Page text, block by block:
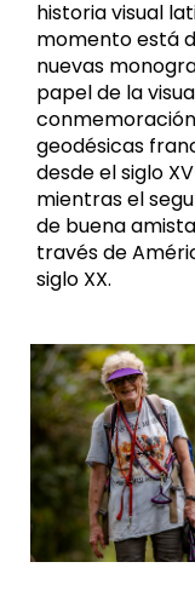
historia visual
momento está
nuevas
papel de la
geodésicas
desde el siglo
mientras el
de buena
través de
siglo XX.